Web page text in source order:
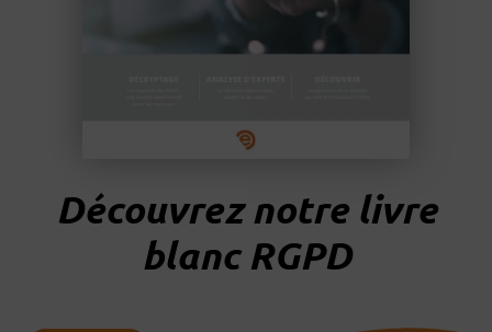
Découvrez notre livre
blanc RGPD